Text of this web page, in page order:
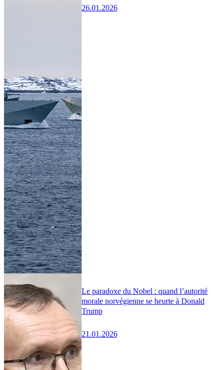
26.01.2026
Le paradoxe du Nobel : quand l’autorité
morale norvégienne se heurte à Donald
Trump
21.01.2026